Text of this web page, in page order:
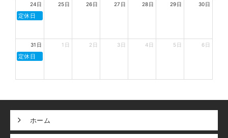
24日
定休日
25日 26日 27日 28日 29日 30日
31日
定休日
1日 2日 3日 4日 5日 6日
ホーム